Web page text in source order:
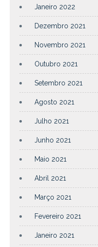
Janeiro 2022
Dezembro 2021
Novembro 2021
Outubro 2021
Setembro 2021
Agosto 2021
Julho 2021
Junho 2021
Maio 2021
Abril 2021
Março 2021
Fevereiro 2021
Janeiro 2021